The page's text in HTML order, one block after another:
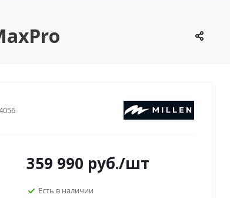
359 990 руб./шт
Есть в наличии